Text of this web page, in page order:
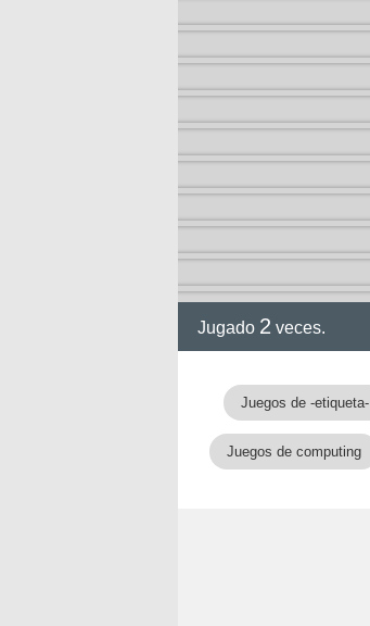
Jugado 2 veces.
Juegos de -etiqueta-
Juegos de computing